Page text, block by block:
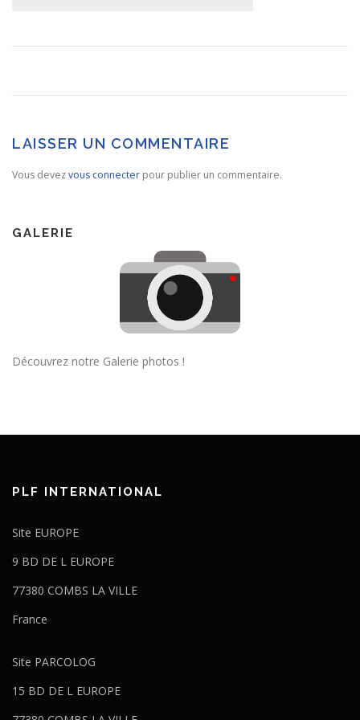
LAISSER UN COMMENTAIRE
Vous devezvous connecter pour publier un commentaire.
GALERIE
Découvrez notre Galerie photos !
PLF INTERNATIONAL
Site EUROPE
9 BD DE L EUROPE
77380 COMBS LA VILLE
France
Site PARCOLOG
15 BD DE L EUROPE